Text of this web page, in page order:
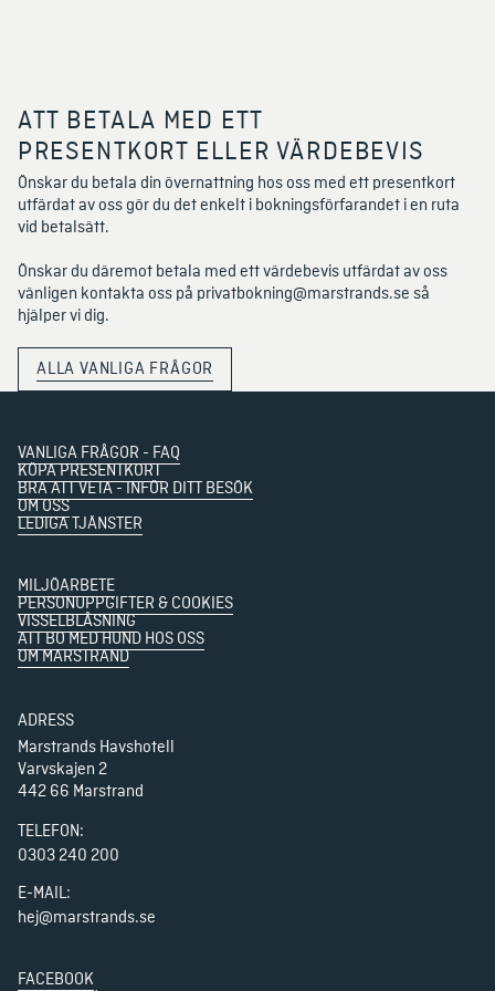
ATT BETALA MED ETT
PRESENTKORT ELLER VÄRDEBEVIS
Önskar du betala din övernattning hos oss med ett presentkort
utfärdat av oss gör du det enkelt i bokningsförfarandet i en ruta
vid betalsätt.
Önskar du däremot betala med ett värdebevis utfärdat av oss
vänligen kontakta oss på privatbokning@marstrands.se så
hjälper vi dig.
ALLA VANLIGA FRÅGOR
VANLIGA FRÅGOR - FAQ
KÖPA PRESENTKORT
BRA ATT VETA - INFÖR DITT BESÖK
OM OSS
LEDIGA TJÄNSTER
MILJÖARBETE
PERSONUPPGIFTER & COOKIES
VISSELBLÅSNING
ATT BO MED HUND HOS OSS
OM MARSTRAND
ADRESS
Marstrands Havshotell
Varvskajen 2
442 66 Marstrand
TELEFON:
0303 240 200
E-MAIL:
hej@marstrands.se
FACEBOOK